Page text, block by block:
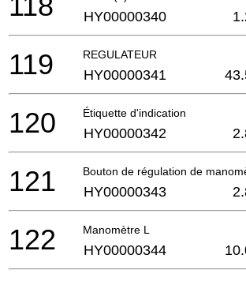
HY00000340
REGULATEUR
119 HY00000341
Étiquette d'indication
120 HY00000342
Bouton de régulation de
121 HY00000343
Manomètre L
122 HY00000344